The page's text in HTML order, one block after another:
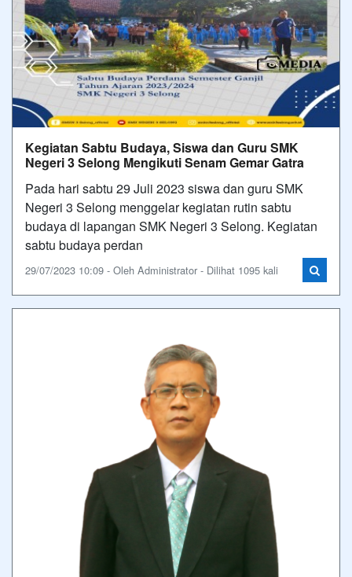
Kegiatan Sabtu Budaya, Siswa dan Guru SMK
Negeri 3 Selong Mengikuti Senam Gemar Gatra
Pada hari sabtu 29 Juli 2023 siswa dan guru SMK
Negeri 3 Selong menggelar kegiatan rutin sabtu
budaya di lapangan SMK Negeri 3 Selong. Kegiatan
sabtu budaya perdan
29/07/2023 10:09 - Oleh Administrator - Dilihat 1095 kali